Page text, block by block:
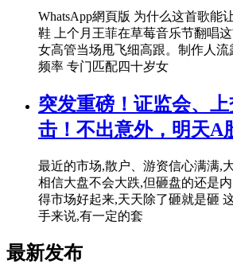
WhatsApp網頁版 为什么这首歌能
鞋 上个月王菲在草莓音乐节翻唱
女高管当场甩飞细高跟。制作人流
频率 专门匹配四十岁女
突发重磅！证监会、
击！不出意外，明天A
最近的市场,散户、游资信心满满,
相信大盘不会大跌,但砸盘的还是
得市场好起来,天天除了砸就是砸
手来说,有一定的套
最新发布